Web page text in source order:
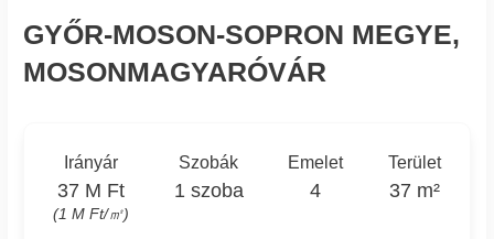
GYŐR-MOSON-SOPRON MEGYE,
MOSONMAGYARÓVÁR
Irányár
37 M Ft
(1 M Ft/㎡)
Szobák
1 szoba
Emelet
4
Terület
37 m²